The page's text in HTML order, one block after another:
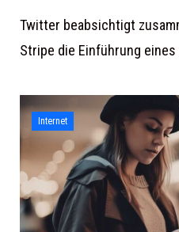
Twitter beabsichtigt
Stripe die Einführung
Internet